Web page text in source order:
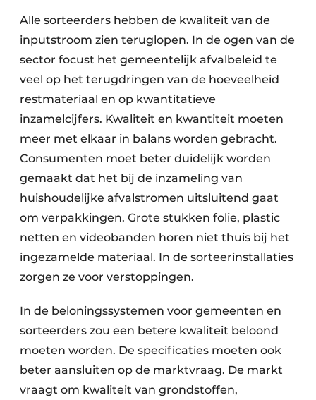
Houtafval
Kunststofafval
Medisch afval
Metaalrecyclage
Papierafval
Textielrecyclage
Alle sorteerders hebben de kwaliteit van de
inputstroom zien teruglopen. In de ogen van de
sector focust het gemeentelijk afvalbeleid te
veel op het terugdringen van de hoeveelheid
restmateriaal en op kwantitatieve
inzamelcijfers. Kwaliteit en kwantiteit moeten
meer met elkaar in balans worden gebracht.
Consumenten moet beter duidelijk worden
gemaakt dat het bij de inzameling van
huishoudelijke afvalstromen uitsluitend gaat
om verpakkingen. Grote stukken folie, plastic
netten en videobanden horen niet thuis bij het
ingezamelde materiaal. In de sorteerinstallaties
zorgen ze voor verstoppingen.
In de beloningssystemen voor gemeenten en
sorteerders zou een betere kwaliteit beloond
moeten worden. De specificaties moeten ook
beter aansluiten op de marktvraag. De markt
vraagt om kwaliteit van grondstoffen,